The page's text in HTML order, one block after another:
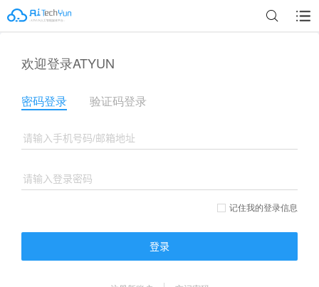
欢迎登录ATYUN
密码登录 验证码登录
记住我的登录信息
登录